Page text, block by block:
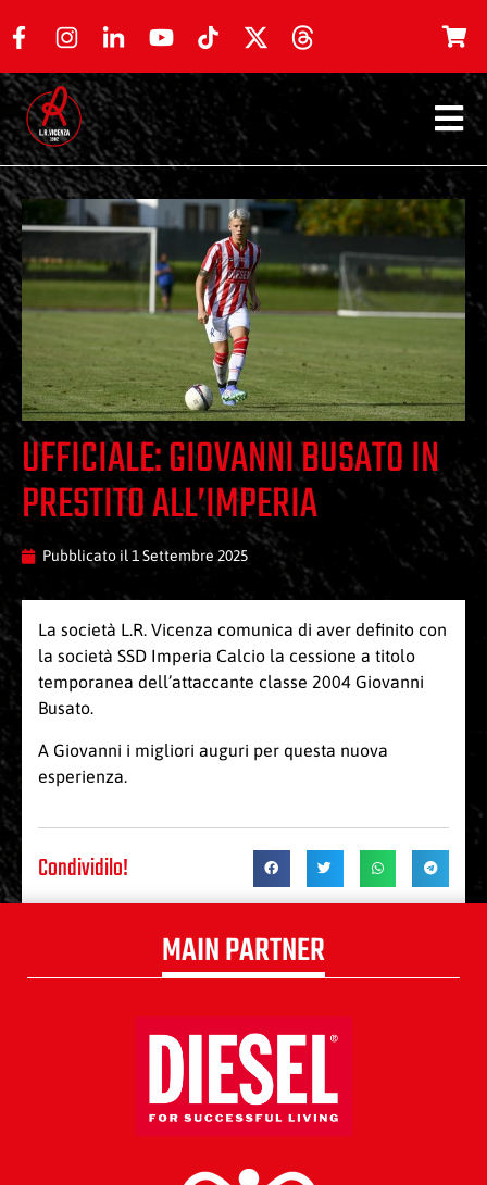
UFFICIALE: GIOVANNI BUSATO IN
PRESTITO ALL’IMPERIA
Pubblicato il 1 Settembre 2025
La società L.R. Vicenza comunica di aver definito con
la società SSD Imperia Calcio la cessione a titolo
temporanea dell’attaccante classe 2004 Giovanni
Busato.
A Giovanni i migliori auguri per questa nuova
esperienza.
Condividilo!
MAIN PARTNER